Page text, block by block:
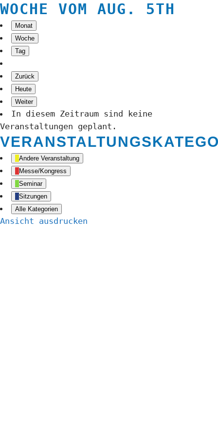
WOCHE VOM AUG. 5TH
Monat
Woche
Tag
Zurück
Heute
Weiter
In diesem Zeitraum sind keine
Veranstaltungen geplant.
Andere Veranstaltung
Messe/Kongress
Seminar
Sitzungen
Alle Kategorien
Ansicht ausdrucken